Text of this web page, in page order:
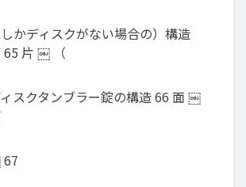
かディスクがない場合の）構造
65 片 ￼ （
スクタンブラー錠の構造 66 面 ￼